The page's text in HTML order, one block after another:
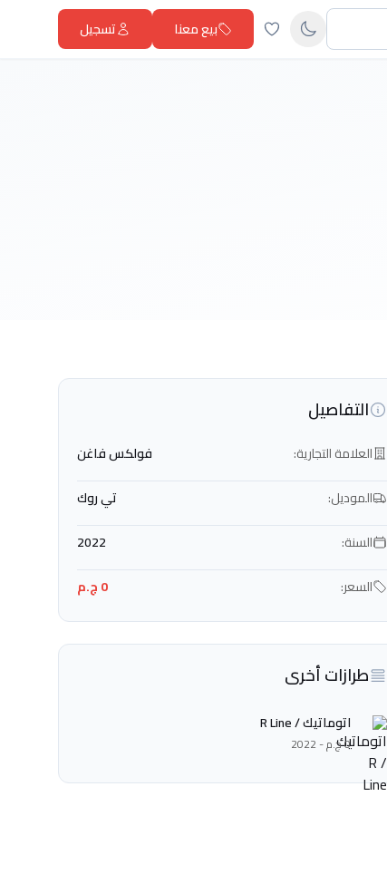
بيع معنا تسجيل
التفاصيل
العلامة التجارية:
فولكس فاغن
الموديل:
تي روك
السنة:
2022
السعر:
0 ج.م
طرازات أخرى
اتوماتيك / R Line
0 ج.م - 2022